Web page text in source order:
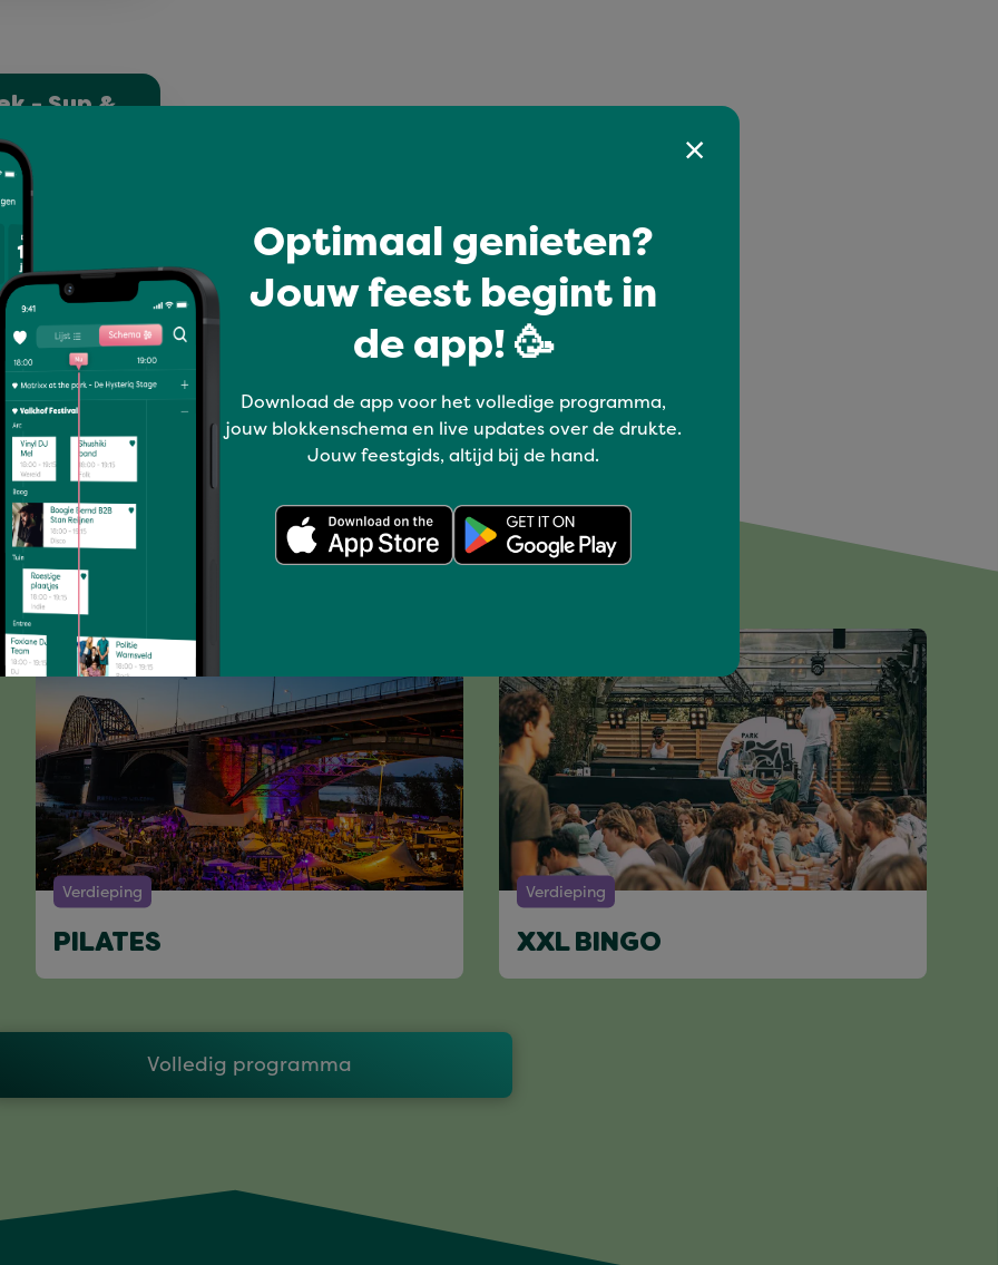
- Sup &
hangen:
als decor en
vind je mogelijk ook leuk
Verdieping
PILATES
Verdieping
XXL BINGO
Volledig programma
Optimaal genieten?
Jouw feest begint in
de app! 🥳
Download de app voor het volledige programma,
jouw blokkenschema en live updates over de drukte.
Jouw feestgids, altijd bij de hand.